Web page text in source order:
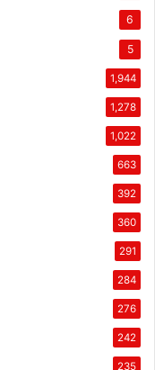
6
5
1,944
1,278
1,022
663
392
360
291
284
276
242
235